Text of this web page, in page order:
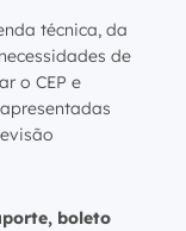
técnica, da
de
o CEP e
boleto